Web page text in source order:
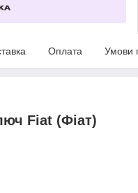
Оплата Умови
Fiat (Фіат)